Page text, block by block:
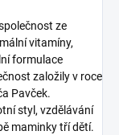
ze
vitamíny,
formulace
založily v roce
Pavček.
styl, vzdělávání
maminky tří dětí.